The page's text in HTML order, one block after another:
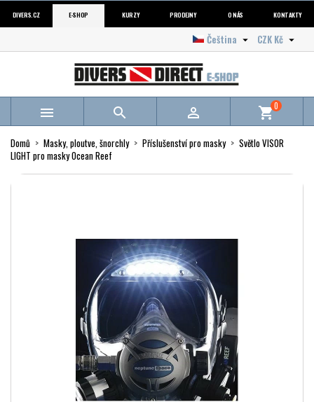
DIVERS.CZ E-SHOP KURZY PRODEJNY O NÁS KONTAKTY
CZK Kč 
Čeština 
   shopping_cart0
Domů Masky, ploutve, šnorchly Příslušenství pro masky
Světlo VISOR
LIGHT pro masky Ocean Reef